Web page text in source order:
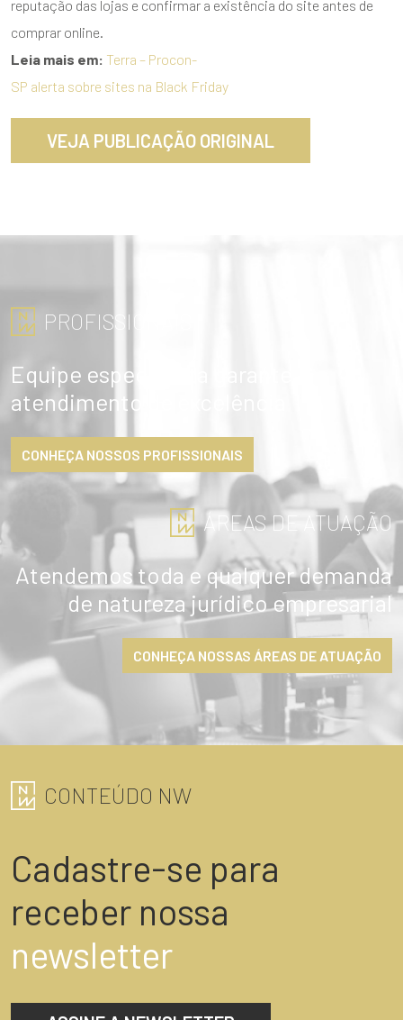
reputação das lojas e confirmar a existência do site antes de
comprar online.
Leia mais em: Terra – Procon-
SP alerta sobre sites na Black Friday
VEJA PUBLICAÇÃO ORIGINAL
PROFISSIONAIS
Equipe especialista garante
atendimento de excelência
CONHEÇA NOSSOS PROFISSIONAIS
ÁREAS DE ATUAÇÃO
Atendemos toda e qualquer demanda
de natureza jurídico empresarial
CONHEÇA NOSSAS ÁREAS DE ATUAÇÃO
CONTEÚDO NW
Cadastre-se para
receber nossa
newsletter